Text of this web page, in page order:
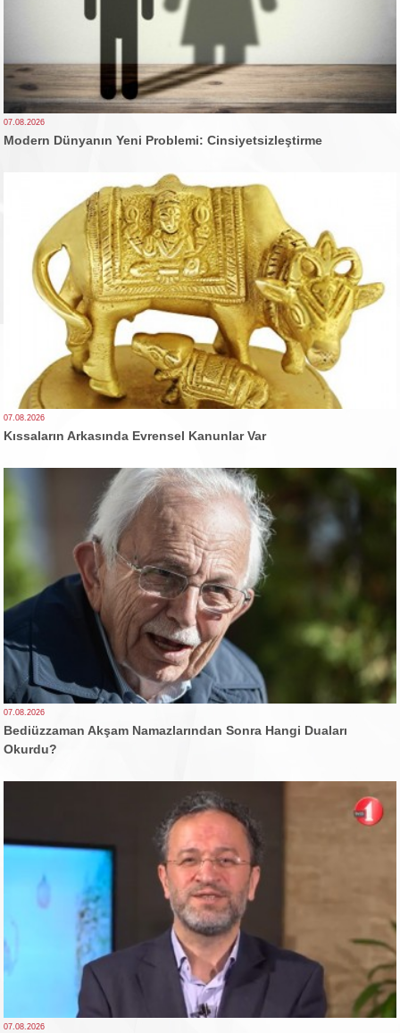
07.08.2026
Modern Dünyanın Yeni Problemi: Cinsiyetsizleştirme
07.08.2026
Kıssaların Arkasında Evrensel Kanunlar Var
07.08.2026
Bediüzzaman Akşam Namazlarından Sonra Hangi Duaları
Okurdu?
07.08.2026